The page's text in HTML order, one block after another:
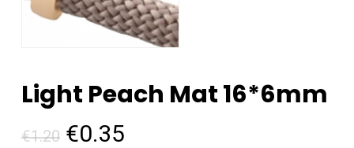
Light Peach Mat 16*6mm
€1.20 Oorspronkelijke
€0.35Huidige